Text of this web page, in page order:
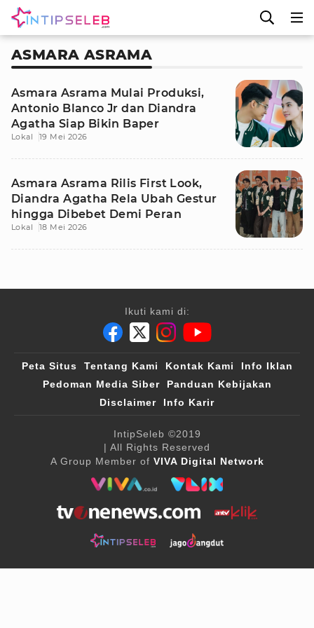
ASMARA ASRAMA
Asmara Asrama Mulai Produksi,
Antonio Blanco Jr dan Diandra
Agatha Siap Bikin Baper
Lokal 19 Mei 2026
Asmara Asrama Rilis First Look,
Diandra Agatha Rela Ubah Gestur
hingga Dibebet Demi Peran
Lokal 18 Mei 2026
Ikuti kami di:
Peta Situs Tentang Kami Kontak Kami
Info Iklan
Pedoman Media Siber
Panduan Kebijakan
Disclaimer
Info Karir
IntipSeleb ©2019
| All Rights Reserved
A Group Member of VIVA Digital Network